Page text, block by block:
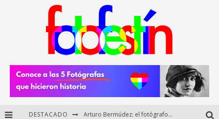
DESTACADO Arturo Bermúdez: el fotógrafo mexicano que brilló en los Premios HUAWEI XMAGE 2025